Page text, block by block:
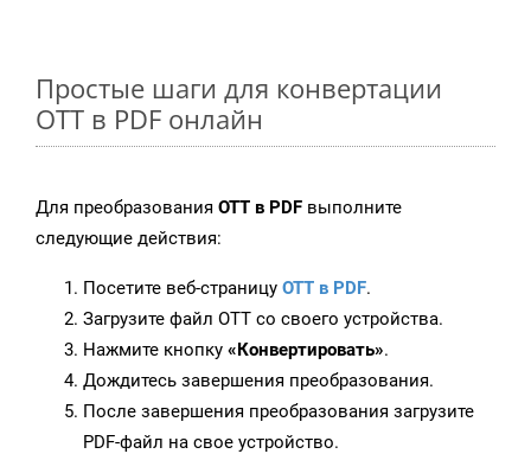
Простые шаги для конвертации
OTT в PDF онлайн
Для преобразования OTT в PDF выполните
следующие действия:
Посетите веб-страницу OTT в PDF.
Загрузите файл OTT со своего устройства.
Нажмите кнопку «Конвертировать».
Дождитесь завершения преобразования.
После завершения преобразования загрузите
PDF-файл на свое устройство.